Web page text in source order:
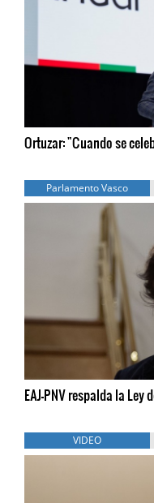
Ortuzar: "Cuando se
Parlamento Vasco
EAJ-PNV respalda la Ley
VIDEO